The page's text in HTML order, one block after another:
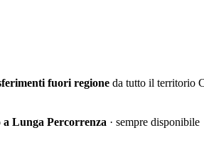
fuori regione da tutto il territorio
Lunga Percorrenza · sempre disponibile